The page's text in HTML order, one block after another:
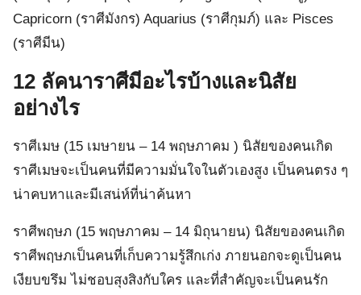
Capricorn (ราศีมังกร) Aquarius (ราศีกุมภ์) และ Pisces
(ราศีมีน)
12 ลัคนาราศีมีอะไรบ้างและนิสัย
อย่างไร
ราศีเมษ (15 เมษายน – 14 พฤษภาคม ) นิสัยของคนเกิด
ราศีเมษจะเป็นคนที่มีความมั่นใจในตัวเองสูง เป็นคนตรง ๆ
น่าคบหาและมีเสน่ห์ที่น่าค้นหา
ราศีพฤษภ (15 พฤษภาคม – 14 มิถุนายน) นิสัยของคนเกิด
ราศีพฤษภเป็นคนที่เก็บความรู้สึกเก่ง ภายนอกจะดูเป็นคน
เงียบขรึม ไม่ชอบสุงสิงกับใคร และที่สำคัญจะเป็นคนรัก